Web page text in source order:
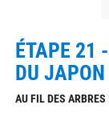
ÉTAPE 21
DU JAPON
AU FIL DES